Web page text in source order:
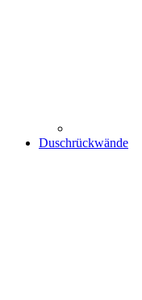
Duschrückwände